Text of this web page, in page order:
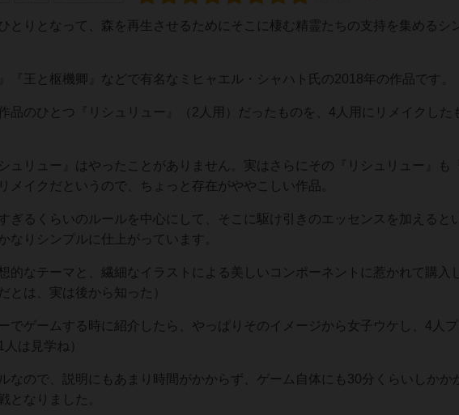
とりとなって、森を再生させるためにそこに棲む精霊たちの支持を集めるシ
『王と枢機卿』などで有名なミヒャエル・シャハト氏の2018年の作品です。
品のひとつ『リシュリュー』（2人用）だったものを、4人用にリメイクした
ュリュー』はやったことがありません。実はさらにその『リシュリュー』も
メイクだというので、ちょっと存在がややこしい作品。
ぎるくらいのルールを中心にして、そこに駆け引きのエッセンスを加えると
なりシンプルに仕上がっています。
的なテーマと、繊細なイラストによる美しいコンポーネントに惹かれて購入
とは、実は後から知った）
でゲームする時に紹介したら、やっぱりそのイメージから女子ウケし、4人プ
人は見学ね）
なので、説明にもあまり時間がかからず、ゲーム自体にも30分くらいしかか
となりました。